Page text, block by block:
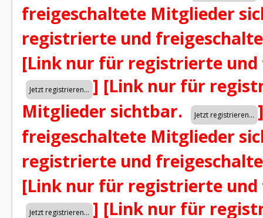
freigeschaltete Mitglieder
registrierte und
[Link nur für registrierte
] [Link nur für
Mitglieder sichtbar.
]
freigeschaltete Mitglieder
registrierte und
[Link nur für registrierte
] [Link nur für